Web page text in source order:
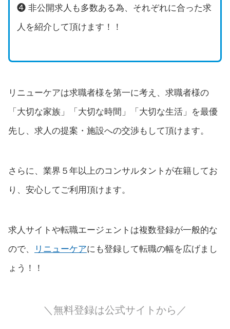
❹ 非公開求人も多数ある為、それぞれに合った求
人を紹介して頂けます！！
リニューケアは求職者様を第一に考え、求職者様の
「大切な家族」「大切な時間」「大切な生活」を最優
先し、求人の提案・施設への交渉もして頂けます。
さらに、業界５年以上のコンサルタントが在籍してお
り、安心してご利用頂けます。
求人サイトや転職エージェントは複数登録が一般的な
ので、
リニューケアにも登録して転職の幅を広げまし
ょう！！
＼無料登録は公式サイトから／